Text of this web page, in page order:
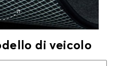
di veicolo